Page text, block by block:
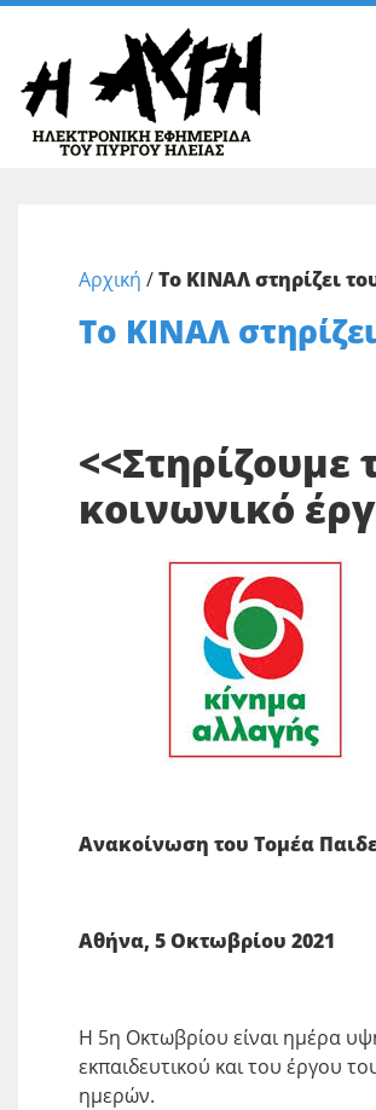
Αρχική /Το ΚΙΝΑΛ στηρίζει
Το ΚΙΝΑΛ
<<Στηρίζουμε
κοινωνικό
Ανακοίνωση του Τομέα
Αθήνα, 5 Οκτωβρίου 2021
Η 5η Οκτωβρίου είναι ημέρα
εκπαιδευτικού και του έργου
ημερών.